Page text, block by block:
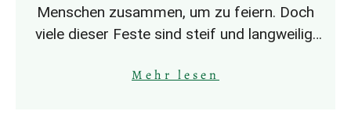
Menschen zusammen, um zu feiern. Doch
viele dieser Feste sind steif und langweilig.
Mehr lesen